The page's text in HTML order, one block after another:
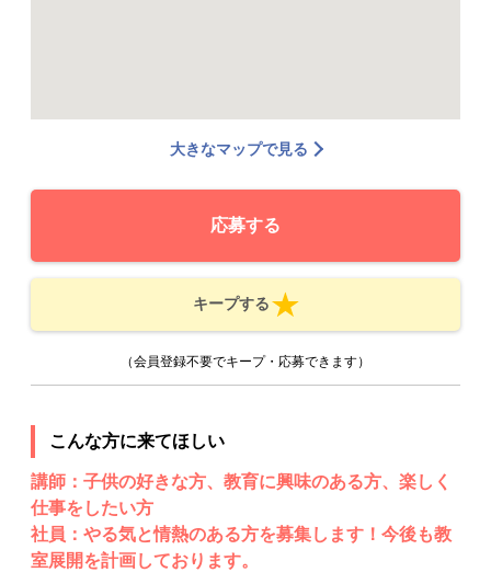
大きなマップで見る
応募する
キープする
（会員登録不要でキープ・応募できます）
こんな方に来てほしい
講師：子供の好きな方、教育に興味のある方、楽しく
仕事をしたい方
社員：やる気と情熱のある方を募集します！今後も教
室展開を計画しております。